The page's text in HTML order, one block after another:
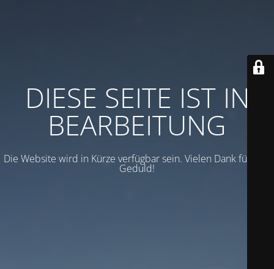
DIESE SEITE IST IN
BEARBEITUNG
Die Website wird in Kürze verfügbar sein. Vielen Dank für Ihre
Geduld!